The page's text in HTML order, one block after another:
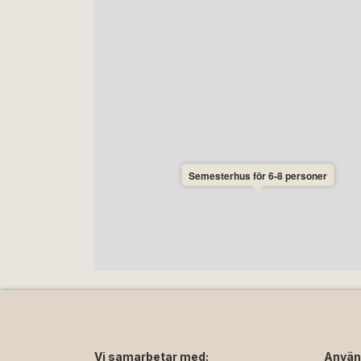
Semesterhus för 6-8 personer
Vi samarbetar med: